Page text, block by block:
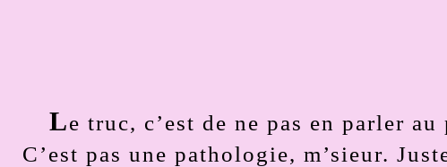
Le truc, c’est de ne pas en parler
C’est pas une pathologie, m’sieur.